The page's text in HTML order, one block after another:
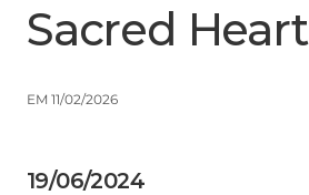
Sacred Heart
EM 11/02/2026
19/06/2024